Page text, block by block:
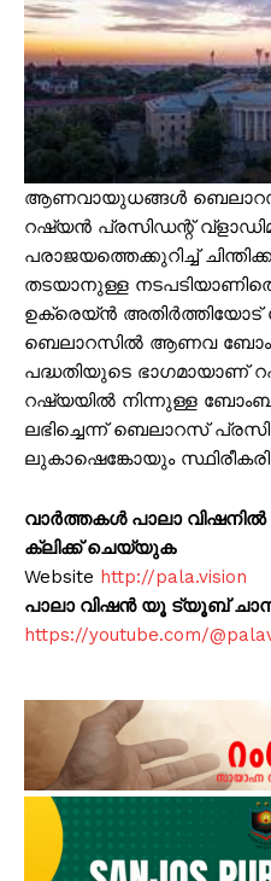
ആണവായുധങ്ങൾ
റഷ്യൻ പ്രസിഡന്റ്
പരാജയത്തെക്കുറിച്ച്
തടയാനുള്ള
ഉക്രെയ്ൻ അതിർത്തിയോട്
ബെലാറസിൽ ആണവ
പദ്ധതിയുടെ ഭാഗമായാണ്
റഷ്യയിൽ നിന്നുള്ള
ലഭിച്ചെന്ന് ബെലാറസ്
ലുകാഷെങ്കോയും
വാർത്തകൾ പാലാ വിഷനിൽ
ക്ലിക്ക് ചെയ്യുക
Website http://pala.vision
പാലാ വിഷൻ യൂ ട്യൂബ്
https://youtube.com/